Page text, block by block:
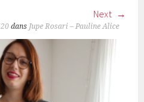
Next
dans Jupe Rosari – Pauline Alice